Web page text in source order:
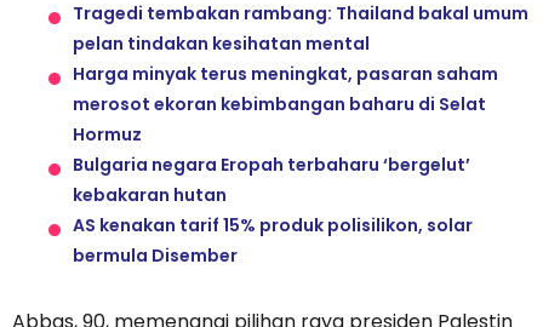
Tragedi tembakan rambang: Thailand bakal umum
pelan tindakan kesihatan mental
Harga minyak terus meningkat, pasaran saham
merosot ekoran kebimbangan baharu di Selat
Hormuz
Bulgaria negara Eropah terbaharu ‘bergelut’
kebakaran hutan
AS kenakan tarif 15% produk polisilikon, solar
bermula Disember